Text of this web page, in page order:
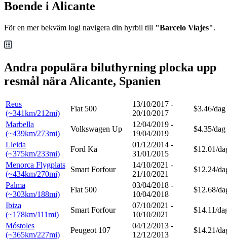
Boende i Alicante
För en mer bekväm logi navigera din hyrbil till "Barcelo Viajes".
Andra populära biluthyrning plocka upp
resmål nära Alicante, Spanien
Reus
(~341km/212mi)
Fiat 500
13/10/2017 -
20/10/2017
$3.46/dag
Marbella
(~439km/273mi)
Volkswagen Up
12/04/2019 -
19/04/2019
$4.35/dag
Lleida
(~375km/233mi)
Ford Ka
01/12/2014 -
31/01/2015
$12.01/
Menorca Flygplats
(~434km/270mi)
Smart Forfour
14/10/2021 -
21/10/2021
$12.24/
Palma
(~303km/188mi)
Fiat 500
03/04/2018 -
10/04/2018
$12.68/
Ibiza
(~178km/111mi)
Smart Forfour
07/10/2021 -
10/10/2021
$14.11/
Móstoles
(~365km/227mi)
Peugeot 107
04/12/2013 -
12/12/2013
$14.21/